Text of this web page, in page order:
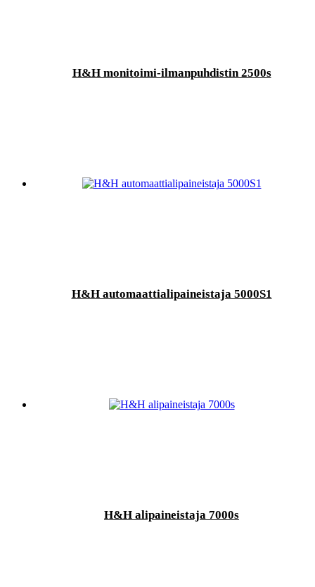
H&H monitoimi-ilmanpuhdistin 2500s
H&H automaattialipaineistaja 5000S1
H&H alipaineistaja 7000s